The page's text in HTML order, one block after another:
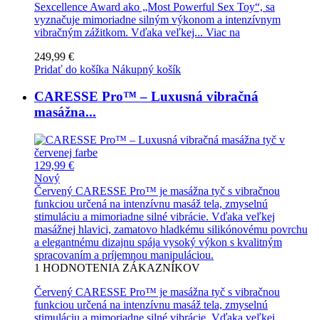
Sexcellence Award ako „Most Powerful Sex Toy“, sa
vyznačuje mimoriadne silným výkonom a intenzívnym
vibračným zážitkom. Vďaka veľkej... Viac na
249,99 €
Pridať do košíka Nákupný košík
CARESSE Pro™ – Luxusná vibračná
masážna...
129,99 €
Nový
Červený CARESSE Pro™ je masážna tyč s vibračnou
funkciou určená na intenzívnu masáž tela, zmyselnú
stimuláciu a mimoriadne silné vibrácie. Vďaka veľkej
masážnej hlavici, zamatovo hladkému silikónovému povrchu
a elegantnému dizajnu spája vysoký výkon s kvalitným
spracovaním a príjemnou manipuláciou.
1 HODNOTENIA ZÁKAZNÍKOV
Červený CARESSE Pro™ je masážna tyč s vibračnou
funkciou určená na intenzívnu masáž tela, zmyselnú
stimuláciu a mimoriadne silné vibrácie. Vďaka veľkej